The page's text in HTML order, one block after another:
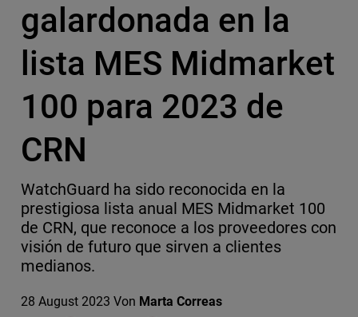
galardonada en la
lista MES Midmarket
100 para 2023 de
CRN
WatchGuard ha sido reconocida en la
prestigiosa lista anual MES Midmarket 100
de CRN, que reconoce a los proveedores con
visión de futuro que sirven a clientes
medianos.
28 August 2023 Von Marta Correas